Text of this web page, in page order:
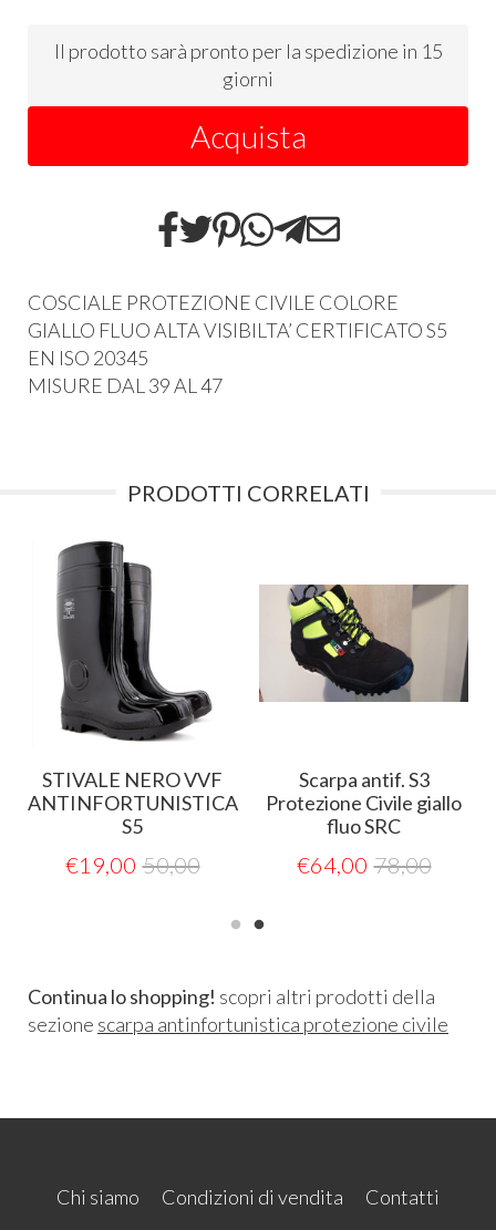
Il prodotto sarà pronto per la spedizione in 15
giorni
Acquista
COSCIALE PROTEZIONE CIVILE COLORE
GIALLO FLUOALTAVISIBILTA’ CERTIFICATOS5
EN ISO 20345
MISURE DAL 39 AL 47
PRODOTTI CORRELATI
STIVALE NERO VVF
ANTINFORTUNISTICA
S5
€19,00 50,00
Scarpa antif. S3
Protezione Civile giallo
fluo SRC
€64,00 78,00
Continua lo shopping! scopri altri prodotti della
sezione scarpa antinfortunistica protezione civile
Chi siamo Condizioni di vendita Contatti